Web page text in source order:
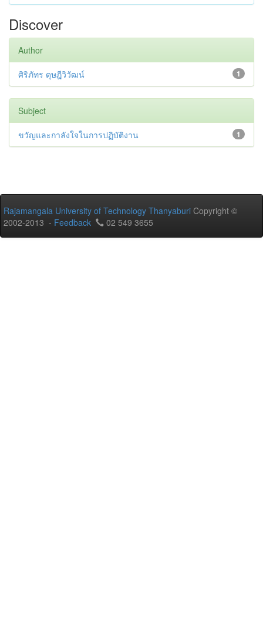
Discover
Author
1
ศิริภัทร ดุษฎีวิวัฒน์
Subject
1
ขวัญและกาลังใจในการปฏิบัติงาน
Rajamangala University of Technology Thanyaburi Copyright ©
2002-2013 - Feedback 02 549 3655